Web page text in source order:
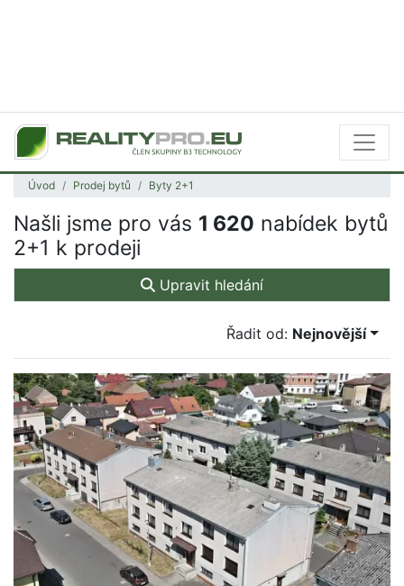
Úvod Prodej bytů Byty 2+1
Našli jsme pro vás 1 620 nabídek bytů
2+1 k prodeji
Upravit hledání
Řadit od: Nejnovější